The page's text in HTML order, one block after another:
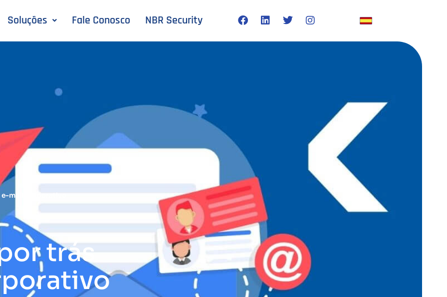
Soluções Fale Conosco NBR Security
mail corporativo
trás